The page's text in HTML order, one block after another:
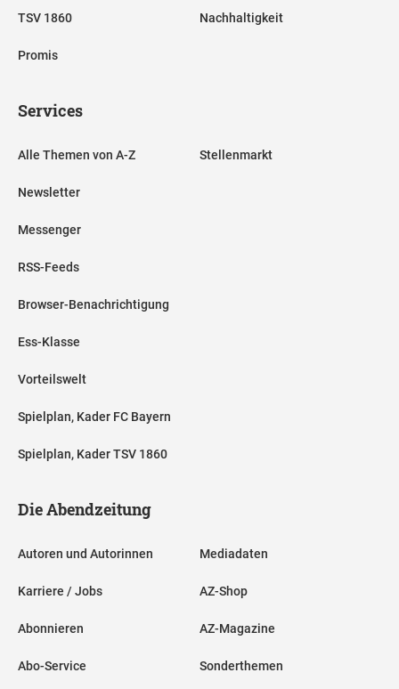
TSV 1860
Promis
Nachhaltigkeit
Services
Alle Themen von A-Z
Newsletter
Messenger
RSS-Feeds
Browser-Benachrichtigung
Ess-Klasse
Vorteilswelt
Spielplan, Kader FC Bayern
Spielplan, Kader TSV 1860
Stellenmarkt
Die Abendzeitung
Autoren und Autorinnen
Karriere / Jobs
Abonnieren
Abo-Service
Mediadaten
AZ-Shop
AZ-Magazine
Sonderthemen